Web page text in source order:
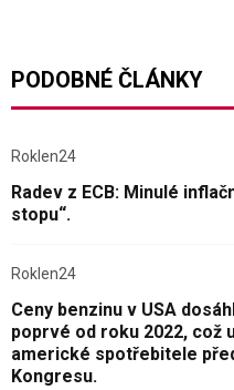
PODOBNÉ ČLÁNKY
Roklen24
Radev z ECB: Minulé
stopu“.
Roklen24
Ceny benzinu v USA
poprvé od roku 2022, což
americké spotřebitele
Kongresu.